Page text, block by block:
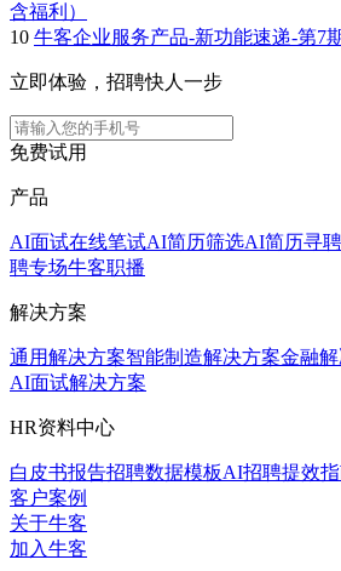
含福利）
10 牛客企业服务产品-新功能速递-第7
立即体验，招聘快人一步
免费试用
产品
AI面试在线笔试AI简历筛选AI简历寻聘
聘专场牛客职播
解决方案
通用解决方案智能制造解决方案金融
AI面试解决方案
HR资料中心
白皮书报告招聘数据模板AI招聘提效
客户案例
关于牛客
加入牛客